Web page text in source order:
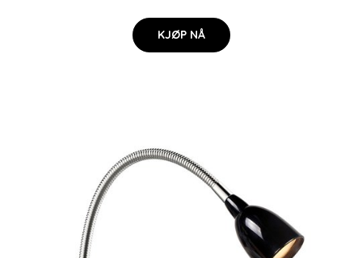
KJØP NÅ